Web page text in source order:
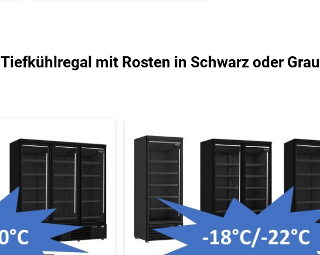
Tiefkühlregal mit Rosten in Schwarz oder Grau